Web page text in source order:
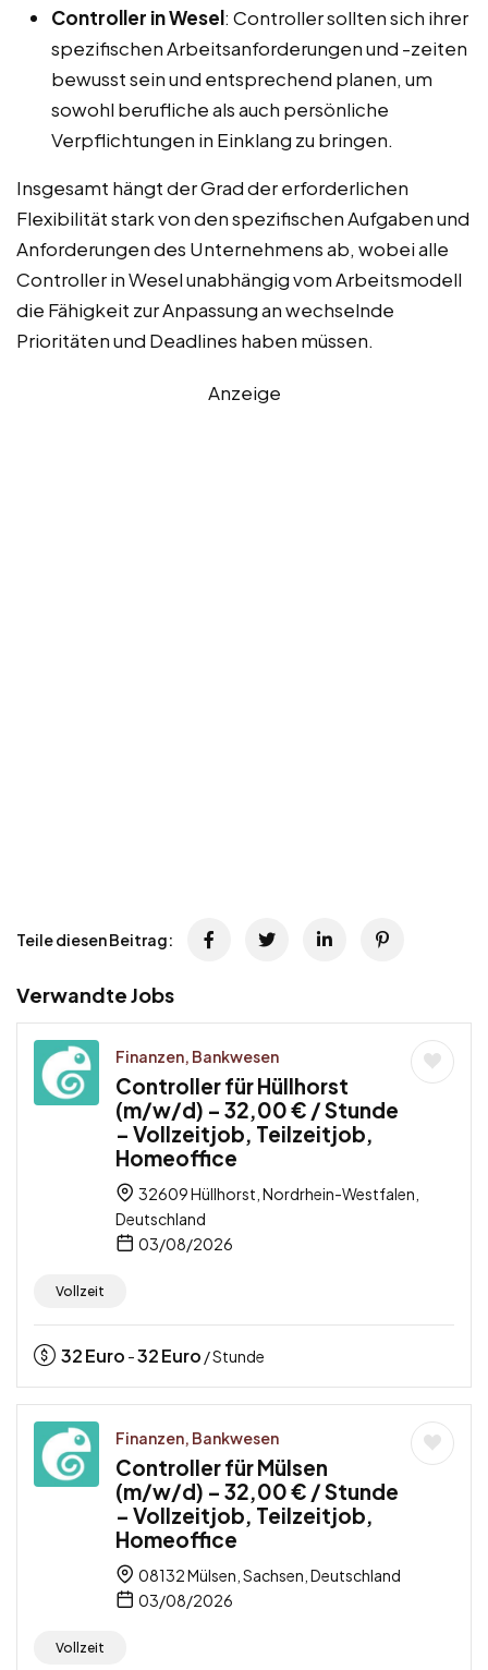
Controller in Wesel: Controller sollten sich ihrer
spezifischen Arbeitsanforderungen und -zeiten
bewusst sein und entsprechend planen, um
sowohl berufliche als auch persönliche
Verpflichtungen in Einklang zu bringen.
Insgesamt hängt der Grad der erforderlichen
Flexibilität stark von den spezifischen Aufgaben und
Anforderungen des Unternehmens ab, wobei alle
Controller in Wesel unabhängig vom Arbeitsmodell
die Fähigkeit zur Anpassung an wechselnde
Prioritäten und Deadlines haben müssen.
Anzeige
Teile diesen Beitrag:
Verwandte Jobs
Finanzen, Bankwesen
Controller für Hüllhorst
(m/w/d) – 32,00 € / Stunde
– Vollzeitjob, Teilzeitjob,
Homeoffice
32609 Hüllhorst, Nordrhein-Westfalen,
Deutschland
03/08/2026
Vollzeit
32Euro -32Euro / Stunde
Finanzen, Bankwesen
Controller für Mülsen
(m/w/d) – 32,00 € / Stunde
– Vollzeitjob, Teilzeitjob,
Homeoffice
08132 Mülsen, Sachsen, Deutschland
03/08/2026
Vollzeit